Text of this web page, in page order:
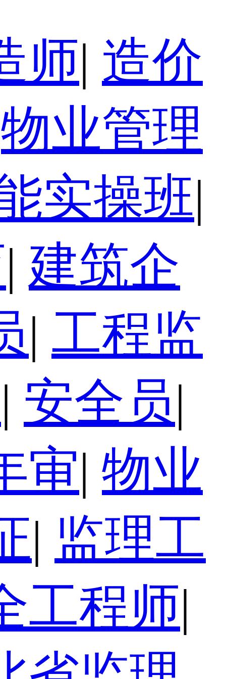
师| 造价
物业管理
实操班|
| 建筑企
| 工程监
| 安全员|
审| 物业
| 监理工
工程师|